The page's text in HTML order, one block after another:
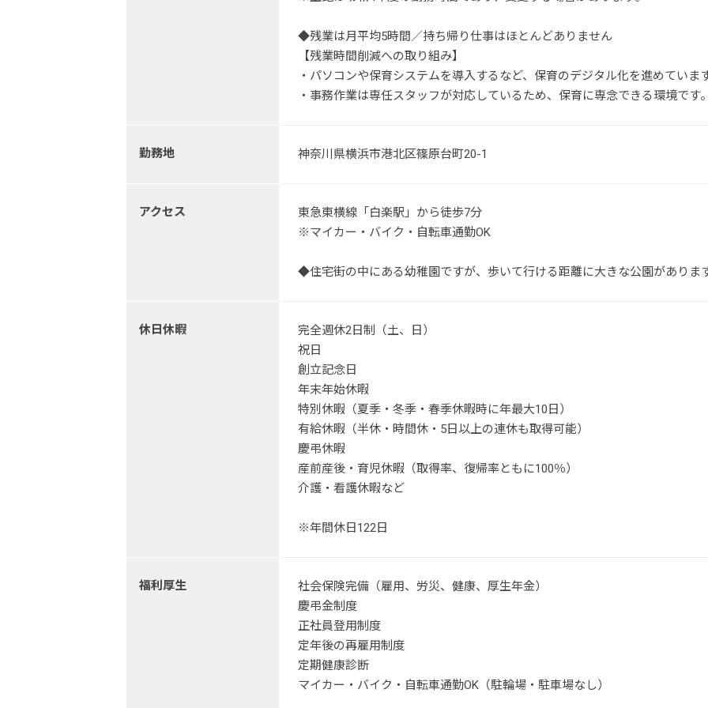
◆残業は月平均5時間／持ち帰り仕事はほとんどありません
【残業時間削減への取り組み】
・パソコンや保育システムを導入するなど、保育のデジタル化を進めています
・事務作業は専任スタッフが対応しているため、保育に専念できる環境です。
勤務地 神奈川県横浜市港北区篠原台町20-1
アクセス
東急東横線「白楽駅」から徒歩7分
※マイカー・バイク・自転車通勤OK
◆住宅街の中にある幼稚園ですが、歩いて行ける距離に大きな公園があります
休日休暇
完全週休2日制（土、日）
祝日
創立記念日
年末年始休暇
特別休暇（夏季・冬季・春季休暇時に年最大10日）
有給休暇（半休・時間休・5日以上の連休も取得可能）
慶弔休暇
産前産後・育児休暇（取得率、復帰率ともに100％）
介護・看護休暇など
※年間休日122日
福利厚生
社会保険完備（雇用、労災、健康、厚生年金）
慶弔金制度
正社員登用制度
定年後の再雇用制度
定期健康診断
マイカー・バイク・自転車通勤OK（駐輪場・駐車場なし）